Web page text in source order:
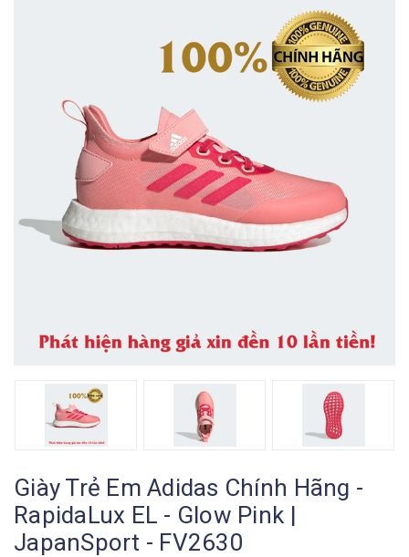
Giày Trẻ Em Adidas Chính Hãng -
RapidaLux EL - Glow Pink |
JapanSport - FV2630